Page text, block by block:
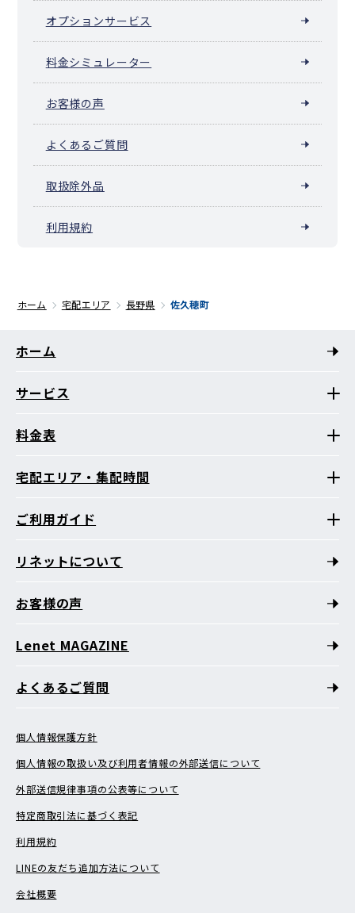
オプションサービス
料金シミュレーター
お客様の声
よくあるご質問
取扱除外品
利用規約
ホーム 宅配エリア 長野県 佐久穂町
ホーム
サービス
料金表
宅配エリア・集配時間
ご利用ガイド
リネットについて
お客様の声
Lenet MAGAZINE
よくあるご質問
個人情報保護方針
個人情報の取扱い及び利用者情報の外部送信について
外部送信規律事項の公表等について
特定商取引法に基づく表記
利用規約
LINEの友だち追加方法について
会社概要